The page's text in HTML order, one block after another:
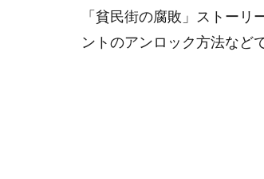
「貧民街の腐敗」ストー
ントのアンロック方法など